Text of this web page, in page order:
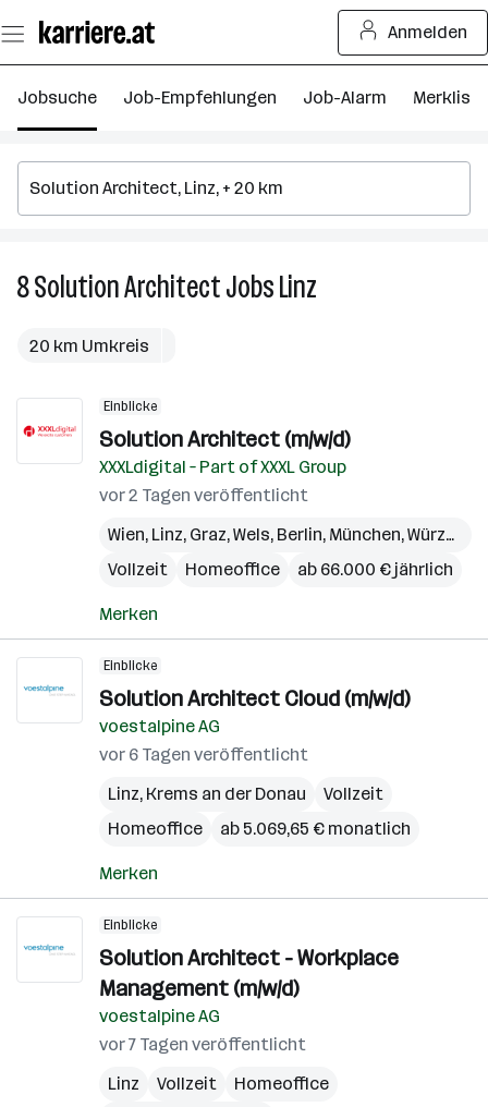
Seiteninhalt
springen
Anmelden
Jobsuche Job-Empfehlungen Job-Alarm Merkliste
8Solution ArchitectJobsLinz
20 km Umkreis
Einblicke
Solution Architect (m/w/d)
XXXLdigital – Part of XXXL Group
vor 2 Tagen veröffentlicht
Wien, Linz, Graz,Wels, Berlin, München,Würzburg
Vollzeit
Homeoffice ab 66.000 € jährlich
Merken
Einblicke
Solution Architect Cloud (m/w/d)
voestalpine AG
vor 6 Tagen veröffentlicht
Linz, Krems an der Donau
Vollzeit
Homeoffice
ab 5.069,65 € monatlich
Merken
Einblicke
Solution Architect - Workplace
Management (m/w/d)
voestalpine AG
vor 7 Tagen veröffentlicht
Linz
Vollzeit
Homeoffice